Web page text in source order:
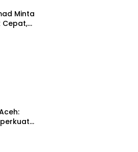
Minta
Cepat,
Boleh Jadi